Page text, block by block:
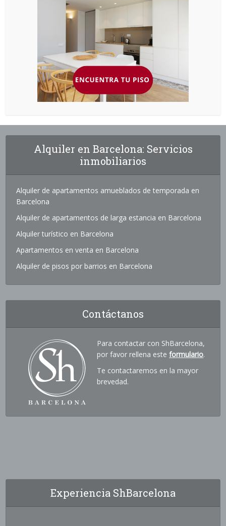
Alquiler en Barcelona: Servicios
inmobiliarios
Alquiler de apartamentos amueblados de temporada en
Barcelona
Alquiler de apartamentos de larga estancia en Barcelona
Alquiler turístico en Barcelona
Apartamentos en venta en Barcelona
Alquiler de pisos por barrios en Barcelona
Contáctanos
Para contactar con ShBarcelona,
por favor rellena esteformulario.
Te contactaremos en la mayor
brevedad.
Experiencia ShBarcelona